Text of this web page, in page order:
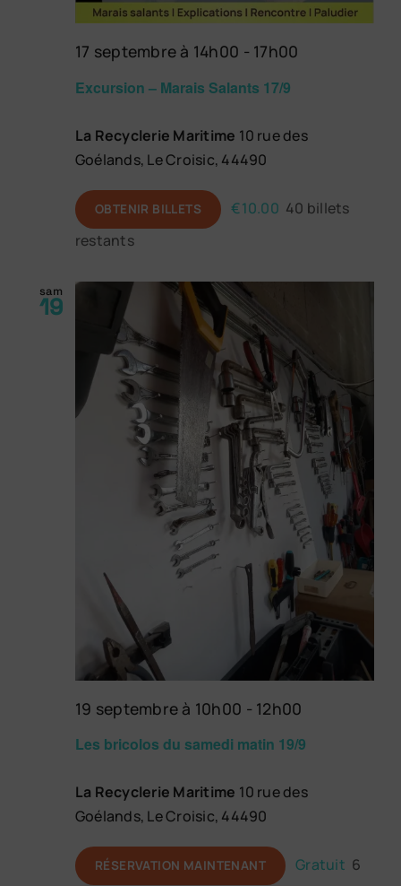
Excursion – Marais Salants 17/9
17 septembre à 14h00 - 17h00
La Recyclerie Maritime 10 rue des
Goélands, Le Croisic, 44490
OBTENIR BILLETS €10.00 40 billets
restants
sam
19
Les bricolos du samedi matin 19/9
19 septembre à 10h00 - 12h00
La Recyclerie Maritime 10 rue des
Goélands, Le Croisic, 44490
RÉSERVATION MAINTENANT Gratuit 6